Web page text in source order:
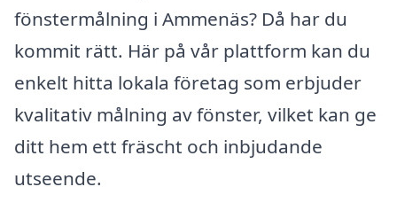
fönstermålning i Ammenäs? Då har du
kommit rätt. Här på vår plattform kan du
enkelt hitta lokala företag som erbjuder
kvalitativ målning av fönster, vilket kan ge
ditt hem ett fräscht och inbjudande
utseende.